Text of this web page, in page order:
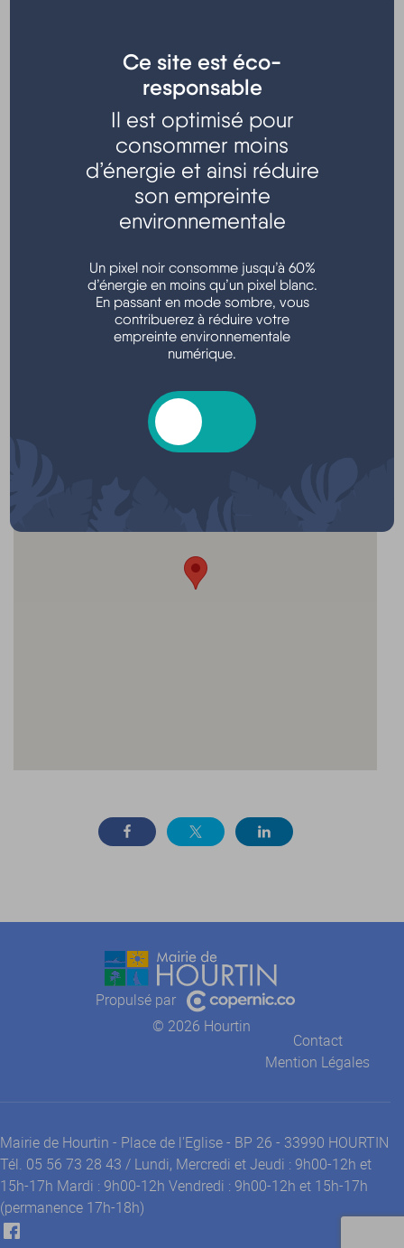
Organisé par l'UMHM
dans le cadre du Festival de la nature
Localisation
Propulsé par
© 2026 Hourtin
Contact
Mention Légales
Mairie de Hourtin - Place de l'Eglise - BP 26 - 33990 HOURTIN
Tél. 05 56 73 28 43 / Lundi, Mercredi et Jeudi : 9h00-12h et
15h-17h Mardi : 9h00-12h Vendredi : 9h00-12h et 15h-17h
(permanence 17h-18h)
Ce site est éco-
responsable
Il est optimisé pour
consommer moins
d’énergie et ainsi réduire
son empreinte
environnementale
Un pixel noir consomme jusqu’à 60%
d’énergie en moins qu’un pixel blanc.
En passant en mode sombre, vous
contribuerez à réduire votre
empreinte environnementale
numérique.